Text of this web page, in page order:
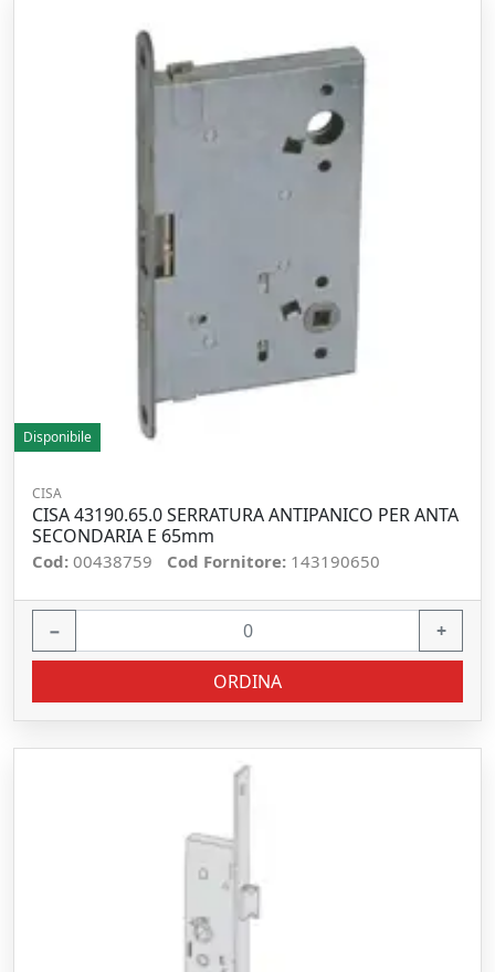
Disponibile
CISA
CISA 43190.65.0 SERRATURA ANTIPANICO PER ANTA
SECONDARIA E 65mm
Cod: 00438759 Cod Fornitore: 143190650
− +
ORDINA